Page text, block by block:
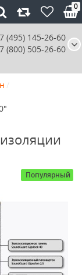
(495) 145-26-60
(800) 505-26-60
0
Популярный